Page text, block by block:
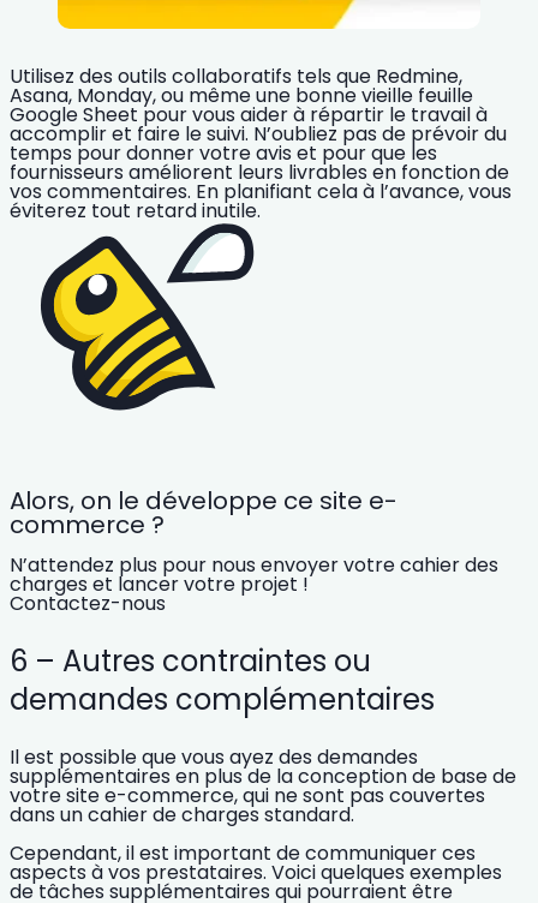
Utilisez des outils collaboratifs tels que Redmine,
Asana, Monday, ou même une bonne vieille feuille
Google Sheet pour vous aider à répartir le travail à
accomplir et faire le suivi. N’oubliez pas de prévoir du
temps pour donner votre avis et pour que les
fournisseurs améliorent leurs livrables en fonction de
vos commentaires. En planifiant cela à l’avance, vous
éviterez tout retard inutile.
Alors, on le développe ce site e-
commerce ?
N’attendez plus pour nous envoyer votre cahier des
charges et lancer votre projet !
Contactez-nous
6 – Autres contraintes ou
demandes complémentaires
Il est possible que vous ayez des demandes
supplémentaires en plus de la conception de base de
votre site e-commerce, qui ne sont pas couvertes
dans un cahier de charges standard.
Cependant, il est important de communiquer ces
aspects à vos prestataires. Voici quelques exemples
de tâches supplémentaires qui pourraient être